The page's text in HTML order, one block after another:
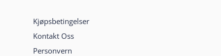
Kjøpsbetingelser
Kontakt Oss
Personvern